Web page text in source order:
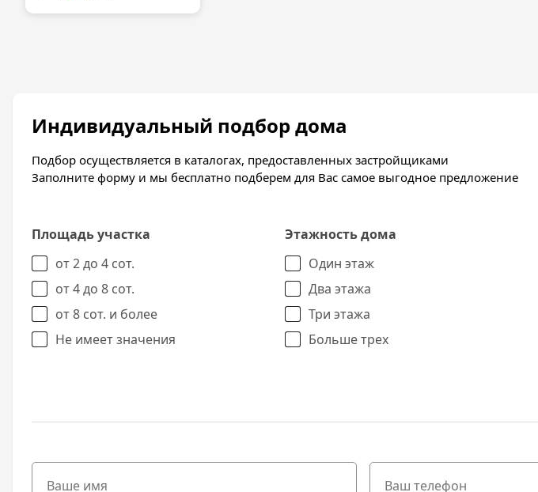
Индивидуальный подбор дома
Подбор осуществляется в каталогах, предоставленных застройщиками
Заполните форму и мы бесплатно подберем для Вас самое выгодное предложение
Площадь участка
от 2 до 4 сот.
от 4 до 8 сот.
от 8 сот. и более
Не имеет значения
Этажность дома
Один этаж
Два этажа
Три этажа
Больше трех